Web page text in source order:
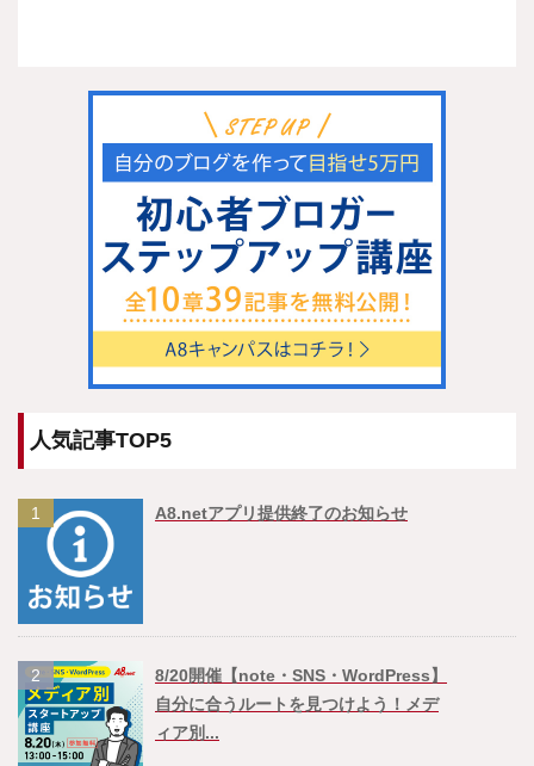
人気記事TOP5
1 A8.netアプリ提供終了のお知らせ
2
8/20開催【note・SNS・WordPress】
自分に合うルートを見つけよう！メデ
ィア別...